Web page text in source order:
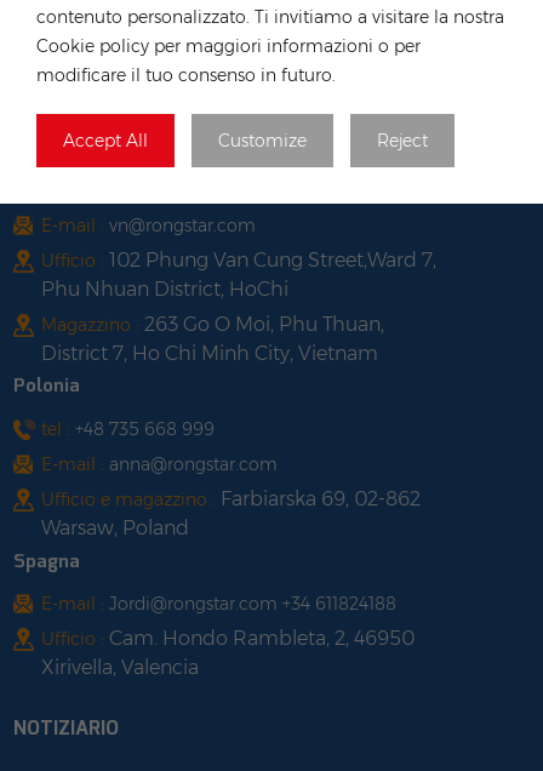
contenuto personalizzato. Ti invitiamo a visitare la nostra
Cookie policy per maggiori informazioni o per
modificare il tuo consenso in futuro.
Accept All Customize Reject
tel :+852 54222219
E-mail :hk@rongstar.com
Ufficio e magazzino :39 Kung-Um Road, Yuen
Long, Hong Kong
Vietnam
E-mail : vn@rongstar.com
Ufficio : 102 Phung Van Cung Street,Ward 7,
Phu Nhuan District, HoChi
Magazzino : 263 Go O Moi, Phu Thuan,
District 7, Ho Chi Minh City, Vietnam
Polonia
tel : +48 735 668 999
E-mail : anna@rongstar.com
Ufficio e magazzino : Farbiarska 69, 02-862
Warsaw, Poland
Spagna
E-mail : Jordi@rongstar.com +34 611824188
Ufficio : Cam. Hondo Rambleta, 2, 46950
Xirivella, Valencia
NOTIZIARIO